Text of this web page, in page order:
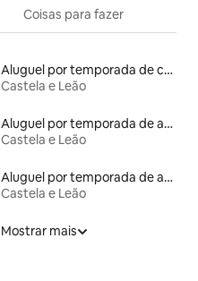
Coisas para fazer
Aluguel por temporada de casas na terra
Castela e Leão
Aluguel por temporada de apart-hotéis
Castela e Leão
Aluguel por temporada de andares inteiros
Castela e Leão
Mostrar mais